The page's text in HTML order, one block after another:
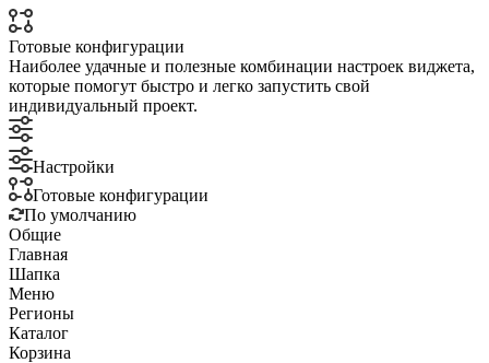
Готовые конфигурации
Наиболее удачные и полезные комбинации настроек виджета,
которые помогут быстро и легко запустить свой
индивидуальный проект.
Настройки
Готовые конфигурации
По умолчанию
Общие
Главная
Шапка
Меню
Регионы
Каталог
Корзина